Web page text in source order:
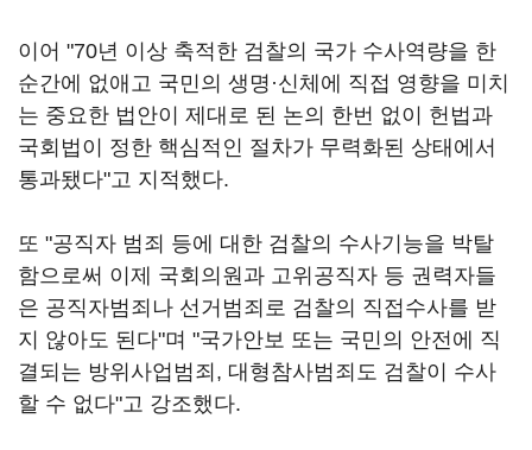
이어 "70년 이상 축적한 검찰의 국가 수사역량을 한
순간에 없애고 국민의 생명·신체에 직접 영향을 미치
는 중요한 법안이 제대로 된 논의 한번 없이 헌법과
국회법이 정한 핵심적인 절차가 무력화된 상태에서
통과됐다"고 지적했다.
또 "공직자 범죄 등에 대한 검찰의 수사기능을 박탈
함으로써 이제 국회의원과 고위공직자 등 권력자들
은 공직자범죄나 선거범죄로 검찰의 직접수사를 받
지 않아도 된다"며 "국가안보 또는 국민의 안전에 직
결되는 방위사업범죄, 대형참사범죄도 검찰이 수사
할 수 없다"고 강조했다.